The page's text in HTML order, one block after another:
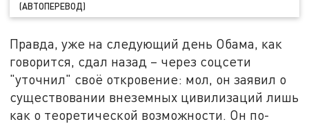
(АВТОПЕРЕВОД)
Правда, уже на следующий день Обама, как
говорится, сдал назад – через соцсети
"уточнил" своё откровение: мол, он заявил о
существовании внеземных цивилизаций лишь
как о теоретической возможности. Он по-